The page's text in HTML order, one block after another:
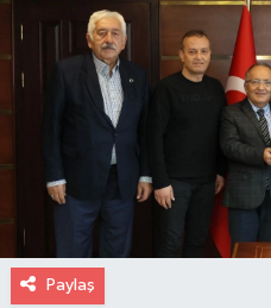
Paylaş